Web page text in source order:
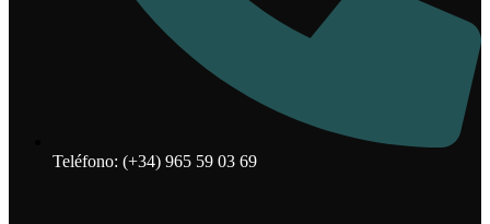
Teléfono: (+34) 965 59 03 69